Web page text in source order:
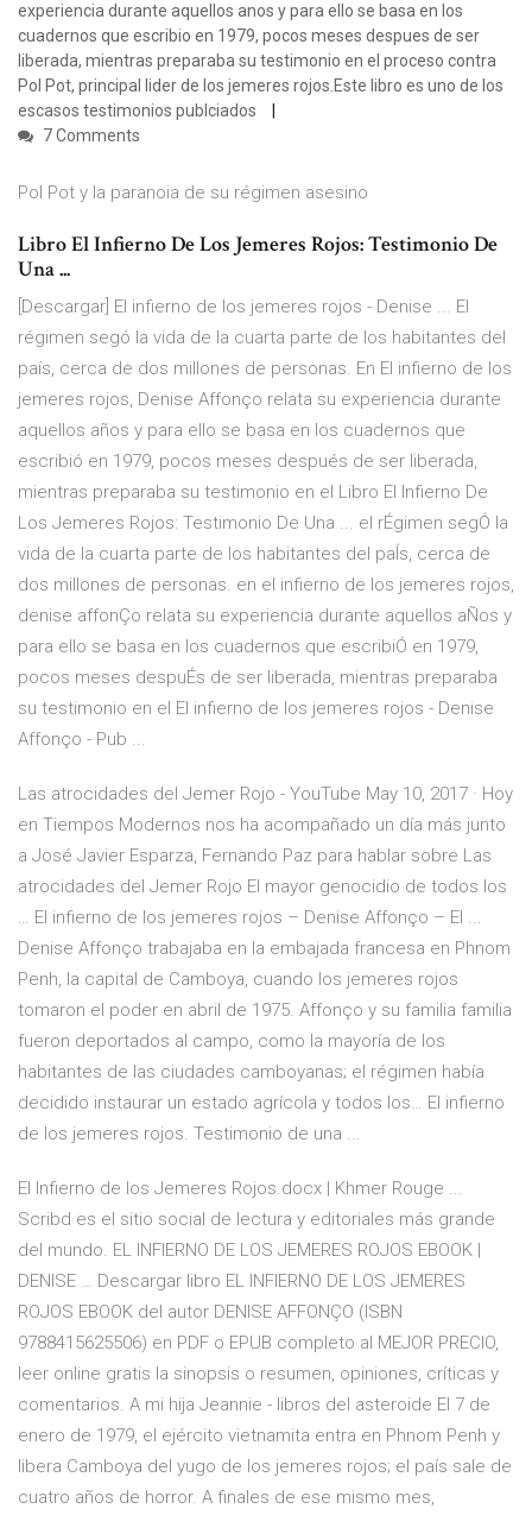
experiencia durante aquellos anos y para ello se basa en los
cuadernos que escribio en 1979, pocos meses despues de ser
liberada, mientras preparaba su testimonio en el proceso contra
Pol Pot, principal lider de los jemeres rojos.Este libro es uno de los
escasos testimonios publciados
7 Comments
Pol Pot y la paranoia de su régimen asesino
Libro El Infierno De Los Jemeres Rojos: Testimonio De
Una ...
[Descargar] El infierno de los jemeres rojos - Denise ... El
régimen segó la vida de la cuarta parte de los habitantes del
país, cerca de dos millones de personas. En El infierno de los
jemeres rojos, Denise Affonço relata su experiencia durante
aquellos años y para ello se basa en los cuadernos que
escribió en 1979, pocos meses después de ser liberada,
mientras preparaba su testimonio en el Libro El Infierno De
Los Jemeres Rojos: Testimonio De Una ... el rÉgimen segÓ la
vida de la cuarta parte de los habitantes del paÍs, cerca de
dos millones de personas. en el infierno de los jemeres rojos,
denise affonÇo relata su experiencia durante aquellos aÑos y
para ello se basa en los cuadernos que escribiÓ en 1979,
pocos meses despuÉs de ser liberada, mientras preparaba
su testimonio en el El infierno de los jemeres rojos - Denise
Affonço - Pub ...
Las atrocidades del Jemer Rojo - YouTube May 10, 2017 · Hoy
en Tiempos Modernos nos ha acompañado un día más junto
a José Javier Esparza, Fernando Paz para hablar sobre Las
atrocidades del Jemer Rojo El mayor genocidio de todos los
… El infierno de los jemeres rojos – Denise Affonço – El ...
Denise Affonço trabajaba en la embajada francesa en Phnom
Penh, la capital de Camboya, cuando los jemeres rojos
tomaron el poder en abril de 1975. Affonço y su familia familia
fueron deportados al campo, como la mayoría de los
habitantes de las ciudades camboyanas; el régimen había
decidido instaurar un estado agrícola y todos los… El infierno
de los jemeres rojos. Testimonio de una ...
El Infierno de los Jemeres Rojos.docx | Khmer Rouge ...
Scribd es el sitio social de lectura y editoriales más grande
del mundo. EL INFIERNO DE LOS JEMERES ROJOS EBOOK |
DENISE … Descargar libro EL INFIERNO DE LOS JEMERES
ROJOS EBOOK del autor DENISE AFFONÇO (ISBN
9788415625506) en PDF o EPUB completo al MEJOR PRECIO,
leer online gratis la sinopsis o resumen, opiniones, críticas y
comentarios. A mi hija Jeannie - libros del asteroide El 7 de
enero de 1979, el ejército vietnamita entra en Phnom Penh y
libera Camboya del yugo de los jemeres rojos; el país sale de
cuatro años de horror. A finales de ese mismo mes,